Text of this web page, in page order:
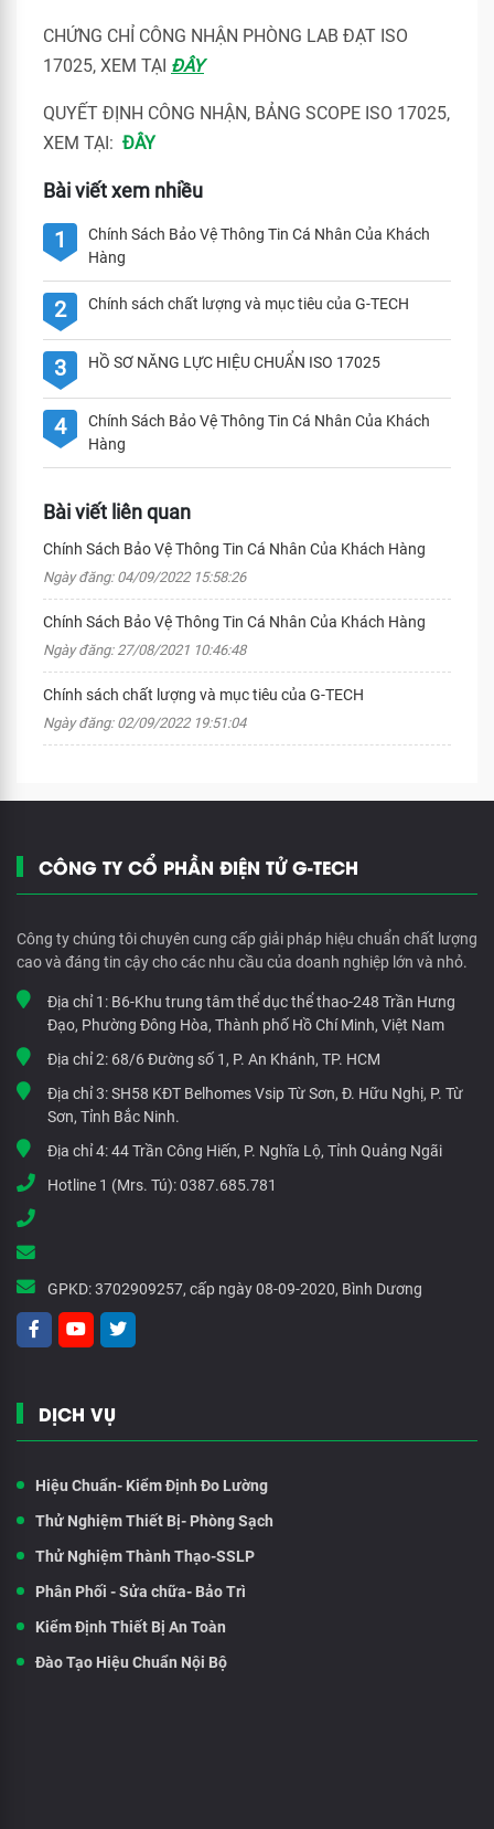
CHỨNG CHỈ CÔNG NHẬN PHÒNG LAB ĐẠT ISO
17025, XEM TẠI ĐÂY
QUYẾT ĐỊNH CÔNG NHẬN, BẢNG SCOPE ISO 17025,
XEM TẠI: ĐÂY
Bài viết xem nhiều
1
Chính Sách Bảo Vệ Thông Tin Cá Nhân Của Khách
Hàng
2 Chính sách chất lượng và mục tiêu của G-TECH
3 HỒ SƠ NĂNG LỰC HIỆU CHUẨN ISO 17025
4
Chính Sách Bảo Vệ Thông Tin Cá Nhân Của Khách
Hàng
Bài viết liên quan
Chính Sách Bảo Vệ Thông Tin Cá Nhân Của Khách Hàng
Ngày đăng: 04/09/2022 15:58:26
Chính Sách Bảo Vệ Thông Tin Cá Nhân Của Khách Hàng
Ngày đăng: 27/08/2021 10:46:48
Chính sách chất lượng và mục tiêu của G-TECH
Ngày đăng: 02/09/2022 19:51:04
CÔNG TY CỔ PHẦN ĐIỆN TỬ G-TECH
Công ty chúng tôi chuyên cung cấp giải pháp hiệu chuẩn chất lượng
cao và đáng tin cậy cho các nhu cầu của doanh nghiệp lớn và nhỏ.
Địa chỉ 1: B6-Khu trung tâm thể dục thể thao-248 Trần Hưng
Đạo, Phường Đông Hòa, Thành phố Hồ Chí Minh, Việt Nam
Địa chỉ 2: 68/6 Đường số 1, P. An Khánh, TP. HCM
Địa chỉ 3:SH58 KĐT Belhomes Vsip Từ Sơn, Đ. Hữu Nghị, P. Từ
Sơn, Tỉnh Bắc Ninh.
Địa chỉ 4:44 Trần Công Hiến, P. Nghĩa Lộ, Tỉnh Quảng Ngãi
Hotline 1 (Mrs. Tú):0387.685.781
GPKD:3702909257, cấp ngày 08-09-2020, Bình Dương
DỊCH VỤ
Hiệu Chuẩn- Kiểm Định Đo Lường
Thử Nghiệm Thiết Bị- Phòng Sạch
Thử Nghiệm Thành Thạo-SSLP
Phân Phối - Sửa chữa- Bảo Trì
Kiểm Định Thiết Bị An Toàn
Đào Tạo Hiệu Chuẩn Nội Bộ